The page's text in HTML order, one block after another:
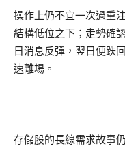
操作上仍不宜一次過重
結構低位之下；走勢確
日消息反彈，翌日便跌
速離場。
存儲股的長線需求故事